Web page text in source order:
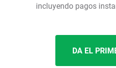
incluyendo pagos
DA EL